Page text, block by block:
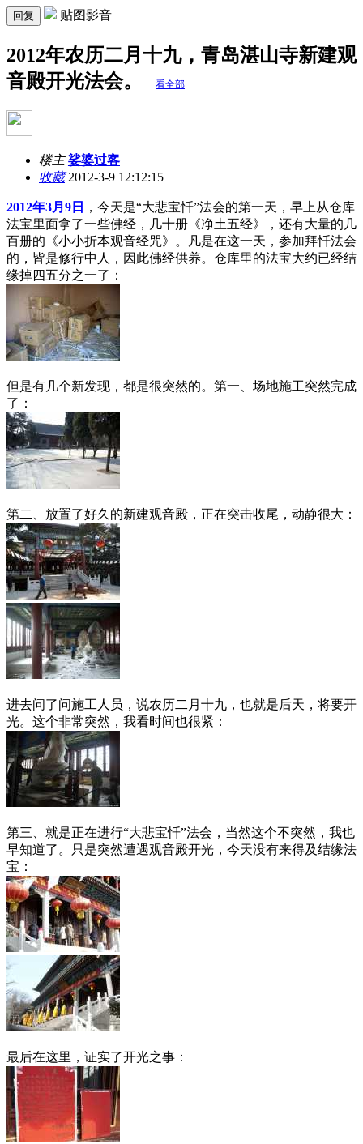
回复 贴图影音
2012年农历二月十九，青岛湛山寺新建观
音殿开光法会。
看全部
楼主 娑婆过客
收藏2012-3-9 12:12:15
2012年3月9日
，今天是“大悲宝忏”法会的第一天，早上从仓库
法宝里面拿了一些佛经，几十册《净土五经》，还有大量的几
百册的《小小折本观音经咒》。凡是在这一天，参加拜忏法会
的，皆是修行中人，因此佛经供养。仓库里的法宝大约已经结
缘掉四五分之一了：
但是有几个新发现，都是很突然的。第一、场地施工突然完成
了：
第二、放置了好久的新建观音殿，正在突击收尾，动静很大：
进去问了问施工人员，说农历二月十九，也就是后天，将要开
光。这个非常突然，我看时间也很紧：
第三、就是正在进行“大悲宝忏”法会，当然这个不突然，我也
早知道了。只是突然遭遇观音殿开光，今天没有来得及结缘法
宝：
最后在这里，证实了开光之事：